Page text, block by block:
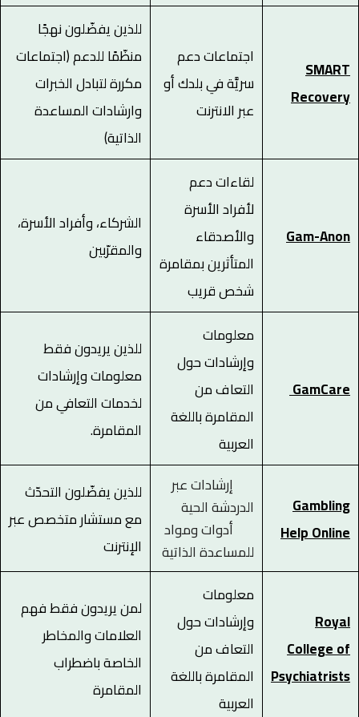
SMART
Recovery
اجتماعات دعم
سريَّة في بلدك أو
عبر الانترنت
للذين يفضّلون نهجًا
منظّمًا للدعم (اجتماعات
مكررة لتبادل الخبرات
وارشادات المساعدة
الذاتية)
Gam-Anon
لقاءات دعم
لأفراد الأسرة
والأصدقاء
المتأثرين بمقامرة
شخص قريب
الشركاء، وأفراد الأسرة،
والمقرّبين
GamCare
معلومات
وإرشادات حول
التعاف من
المقامرة باللغة
العربية
للذين يريدون فقط
معلومات وإرشادات
لخدمات التعافي من
المقامرة.
Gambling
Help Online
إرشادات عبر
الدردشة الحية
أدوات ومواد
للمساعدة الذاتية
للذين يفضّلون التحدّث
مع مستشار متخصص عبر
الإنترنت
Royal
College of
Psychiatrists
معلومات
وإرشادات حول
التعاف من
المقامرة باللغة
العربية
لمن يريدون فقط فهم
العلامات والمخاطر
الخاصة باضطراب
المقامرة